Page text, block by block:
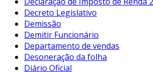
Decreto Legislativo
Demissão
Demitir Funcionário
Departamento de vendas
Desoneração da folha
Diário Oficial